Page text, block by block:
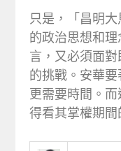
只是，「昌明
的政治思想和
言，又必須面
的挑戰。安華要
更需要時間。
得看其掌權期間